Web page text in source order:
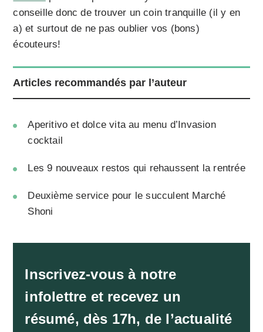
conseille donc de trouver un coin tranquille (il y en
a) et surtout de ne pas oublier vos (bons)
écouteurs!
Articles recommandés par l’auteur
Aperitivo et dolce vita au menu d’Invasion
cocktail
Les 9 nouveaux restos qui rehaussent la rentrée
Deuxième service pour le succulent Marché
Shoni
Inscrivez-vous à notre
infolettre et recevez un
résumé, dès 17h, de l’actualité